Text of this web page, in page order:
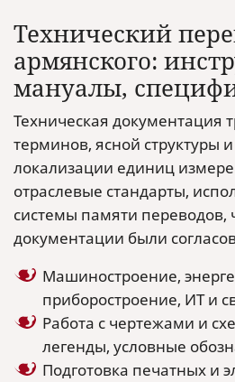
Технический
армянского:
мануалы,
Техническая документация
терминов, ясной структуры
локализации единиц
отраслевые стандарты,
системы памяти переводов,
документации были
Машиностроение,
приборостроение, ИТ и
Работа с чертежами и
легенды, условные
Подготовка печатных и